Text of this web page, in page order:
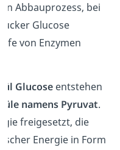
Abbauprozess, bei
Glucose
von Enzymen
Glucose entstehen
namens Pyruvat.
freigesetzt, die
Energie in Form